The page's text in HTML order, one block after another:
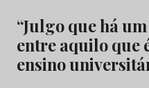
“Julgo que há
entre aquilo que
ensino